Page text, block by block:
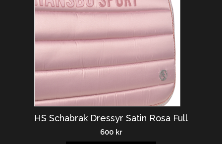
HS Schabrak Dressyr Satin Rosa Full
600 kr